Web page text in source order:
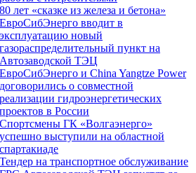
80 лет «сказке из железа и бетона»
ЕвроСибЭнерго вводит в
эксплуатацию новый
газораспределительный пункт на
Автозаводской ТЭЦ
ЕвроСибЭнерго и China Yangtze Power
договорились о совместной
реализации гидроэнергетических
проектов в России
Спортсмены ГК «Волгаэнерго»
успешно выступили на областной
спартакиаде
Тендер на транспортное обслуживание